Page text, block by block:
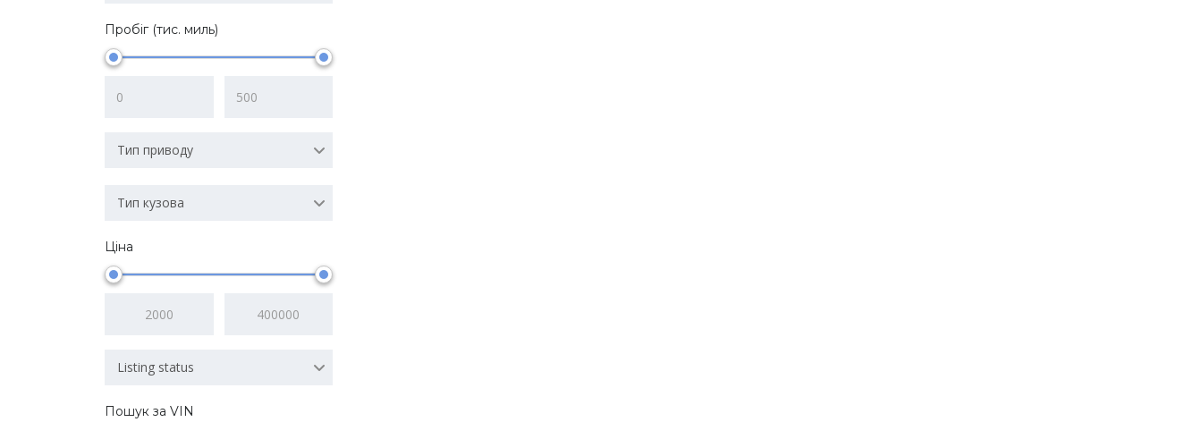
Пробіг (тис. миль)
Тип приводу
Тип кузова
Ціна
Listing status
Пошук за VIN